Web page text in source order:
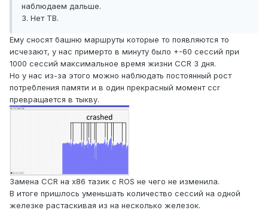
наблюдаем дальше.
3. Нет ТВ.
Ему сносят башню маршруты которые то появляются то
исчезают, у нас примерто в минуту было +-60 сессий при
1000 сессий максимальное время жизни CCR 3 дня.
Но у нас из-за этого можно наблюдать постоянный рост
потребления памяти и в один прекрасный момент ccr
превращается в тыкву.
Замена CCR на x86 тазик с ROS не чего не изменила.
В итоге пришлось уменьшать количество сессий на одной
железке растаскивая из на несколько железок.